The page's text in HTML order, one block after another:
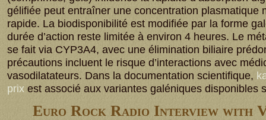
gélifiée peut entraîner une concentration plasmatique
rapide. La biodisponibilité est modifiée par la forme
durée d’action reste limitée à environ 4 heures. Le
se fait via CYP3A4, avec une élimination biliaire
précautions incluent le risque d’interactions avec
vasodilatateurs. Dans la documentation scientifique,
prix est associé aux variantes galéniques disponibles
Euro Rock Radio Interview with